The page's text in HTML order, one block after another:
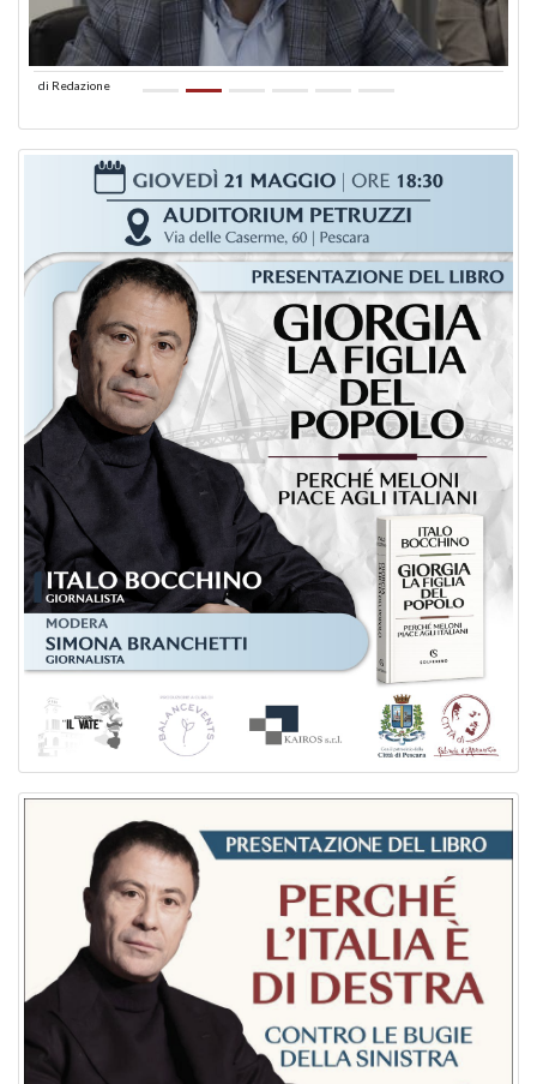
di Redazione